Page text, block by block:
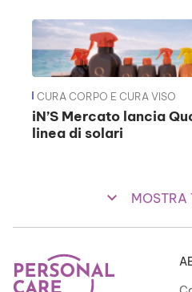
CURA CORPO E CURA VISO
iN’S Mercato lancia
linea di solari
keyboard_arrow_down MOSTRA